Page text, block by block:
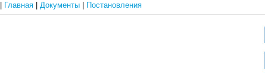
Главная Документы Постановления